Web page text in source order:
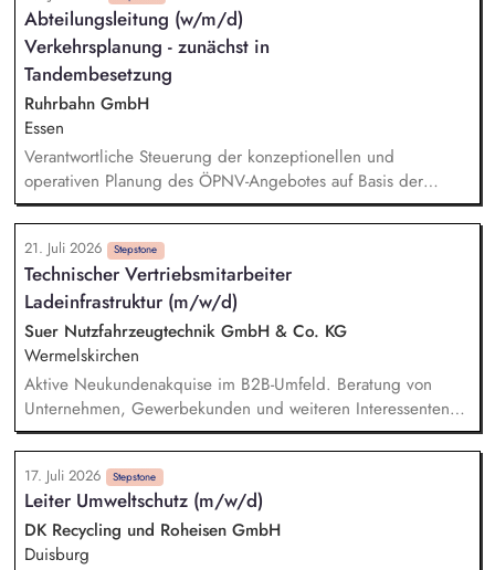
Weiterentwicklung von Leitlinien, Verhaltenskodizes und dem
Meldesystem. Förderung einer offenen Feedback- und
Beschwerdekultur innerhalb der Organisation.
Abteilungsleitung (w/m/d)
Verkehrsplanung - zunächst in
Tandembesetzung
Ruhrbahn GmbH
Essen
Verantwortliche Steuerung der konzeptionellen und
operativen Planung des ÖPNV-Angebotes auf Basis der
Nahverkehrspläne der Städte Essen und Mülheim an der
Ruhr. Strategische und operative Weiterentwicklung der
Fahrplanung und das Hand in Hand mit der Digitalisierung
und Weiterentwicklung der Fähigkeiten des Teams.
Sicherstellung der kundenorientierten, vernetzten und
wirtschaftlichen Angebotsqualität durch eine adäquate
Planung – von der Strategie bis in die operative
Fahrplanung, einschließlich Baustellen und Kurzfrist-
Maßnahmen.
21. Juli 2026 Stepstone
Technischer Vertriebsmitarbeiter
Ladeinfrastruktur (m/w/d)
Suer Nutzfahrzeugtechnik GmbH & Co. KG
Wermelskirchen
Aktive Neukundenakquise im B2B-Umfeld. Beratung von
Unternehmen, Gewerbekunden und weiteren Interessenten
rund um Ladeinfrastruktur und Ladesäulen. Analyse
individueller Kundenanforderungen und Entwicklung
passender Lösungen. Erstellung und Nachverfolgung von
Angeboten. Begleitung von Projekten von der ersten Anfrage
bis zur Umsetzung. Zusammenarbeit mit internen Teams,
Technik und externen Partnern.
17. Juli 2026 Stepstone
Leiter Umweltschutz (m/w/d)
DK Recycling und Roheisen GmbH
Duisburg